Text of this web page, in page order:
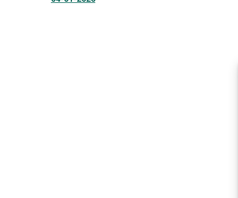
navigatie